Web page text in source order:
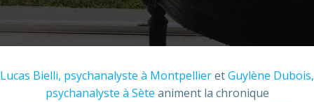
Lucas Bielli, psychanalyste à MontpellieretGuylène Dubois,
psychanalyste à Sète animent la chronique